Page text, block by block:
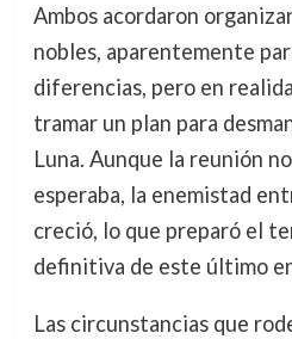
Ambos acordaron
nobles, aparentemente
diferencias, pero en
tramar un plan para
Luna. Aunque la reunión
esperaba, la enemistad
creció, lo que preparó el
definitiva de este último
Las circunstancias que